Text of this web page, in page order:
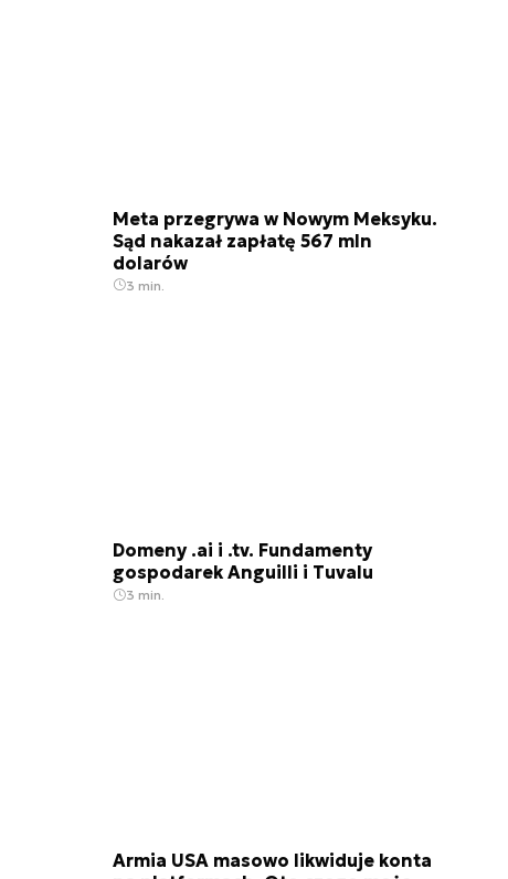
Meta przegrywa w Nowym Meksyku.
Sąd nakazał zapłatę 567 mln
dolarów
3 min.
Domeny .ai i .tv. Fundamenty
gospodarek Anguilli i Tuvalu
3 min.
Armia USA masowo likwiduje konta